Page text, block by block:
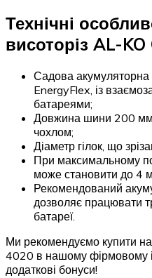
Технічні
висоторіз AL-KO
Садова акумуляторна
EnergyFlex, із
батареями;
Довжина шини 200 мм.
чохлом;
Діаметр гілок, що
При максимальному
може становити до 4
Рекомендований
дозволяє працювати
батареї.
Ми рекомендуємо купити
4020 в нашому фірмовому
додаткові бонуси!